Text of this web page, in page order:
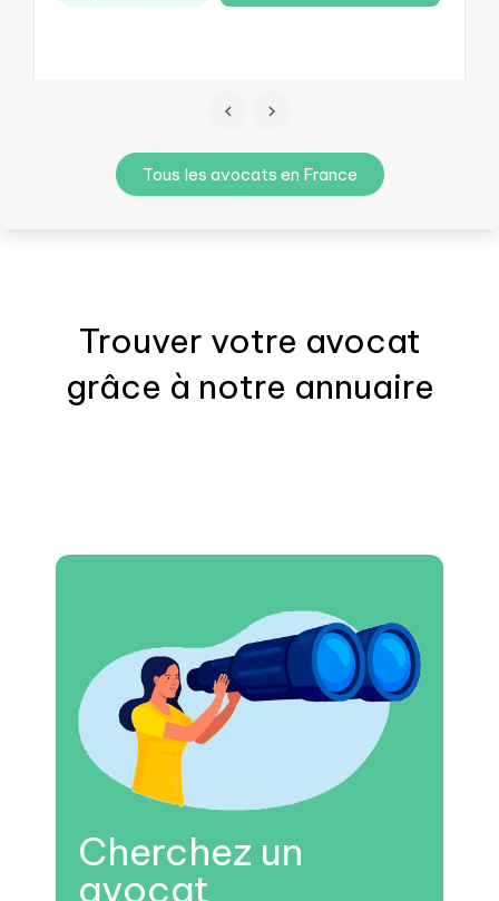
Tous les avocats en France
Trouver votre avocat
grâce à notre annuaire
Cherchez un
avocat